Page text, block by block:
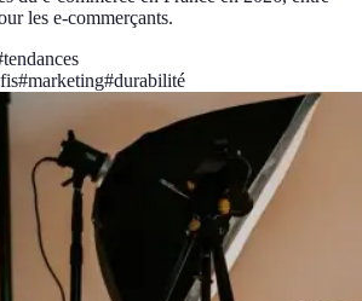
les e-commerçants.
tendances
#marketing#durabilité